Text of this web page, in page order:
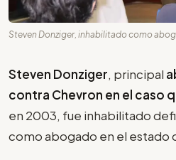
Steven Donziger, inhabilitado como
Steven Donziger, principal
contra Chevron en el caso
en 2003, fue inhabilitado
como abogado en el estado